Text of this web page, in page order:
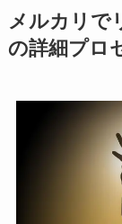
メルカリで
の詳細プロ